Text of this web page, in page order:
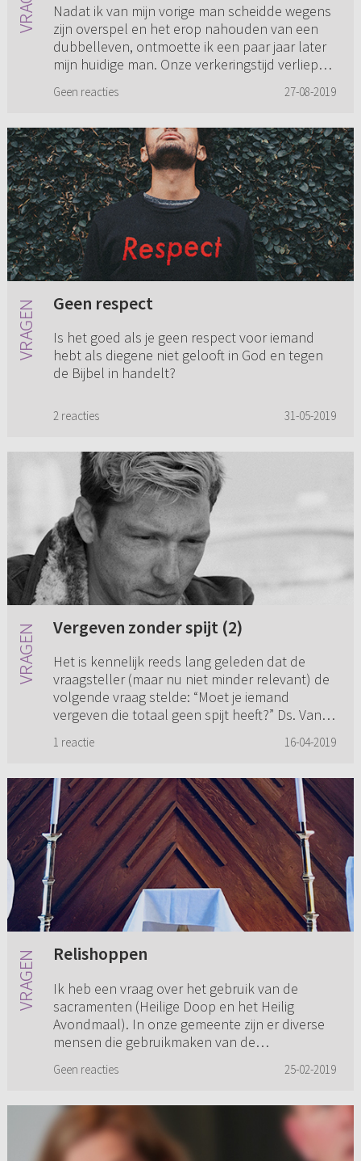
Nadat ik van mijn vorige man scheidde wegens
zijn overspel en het erop nahouden van een
dubbelleven, ontmoette ik een paar jaar later
mijn huidige man. Onze verkeringstijd verliep
Geen reacties 27-08-2019
Geen respect
Is het goed als je geen respect voor iemand
hebt als diegene niet gelooft in God en tegen
de Bijbel in handelt?
2 reacties 31-05-2019
Vergeven zonder spijt (2)
Het is kennelijk reeds lang geleden dat de
vraagsteller (maar nu niet minder relevant) de
volgende vraag stelde: “Moet je iemand
vergeven die totaal geen spijt heeft?” Ds. Van
1 reactie 16-04-2019
Relishoppen
Ik heb een vraag over het gebruik van de
sacramenten (Heilige Doop en het Heilig
Avondmaal). In onze gemeente zijn er diverse
mensen die gebruikmaken van de
andere...
Geen reacties 25-02-2019